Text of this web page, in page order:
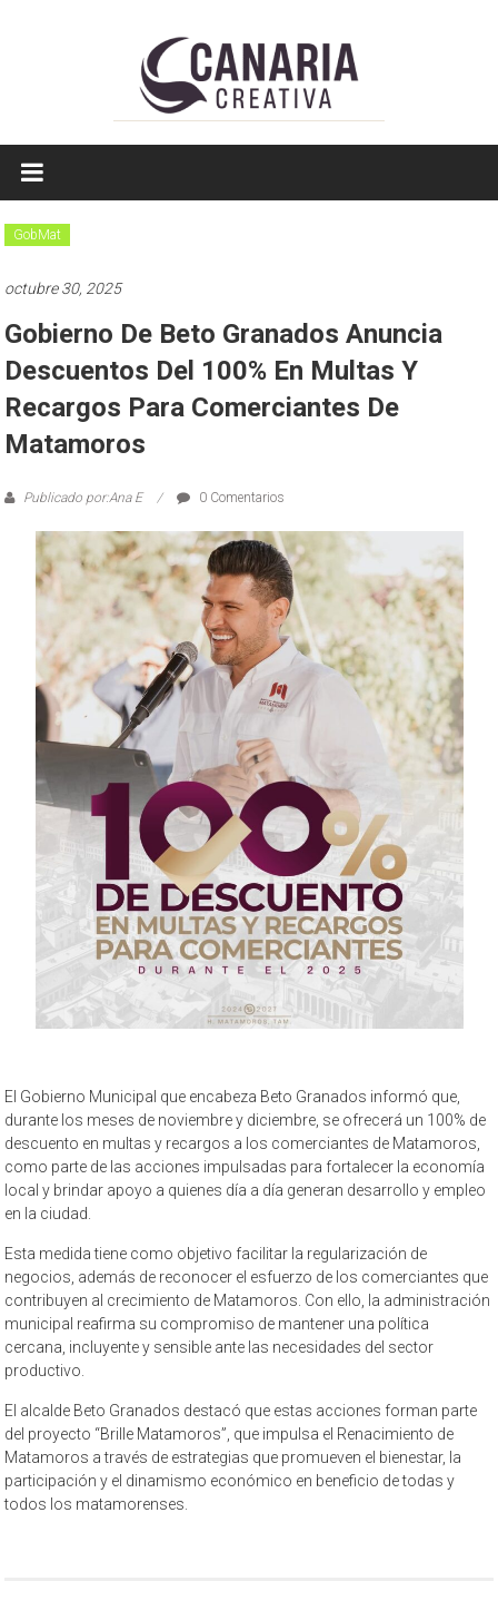
EL
EDITOR
DE
TAMAULIPAS
GobMat
octubre 30, 2025
Gobierno De Beto Granados Anuncia
Descuentos Del 100% En Multas Y
Recargos Para Comerciantes De
Matamoros
Publicado por:Ana E 0 Comentarios
El Gobierno Municipal que encabeza Beto Granados informó que,
durante los meses de noviembre y diciembre, se ofrecerá un 100% de
descuento en multas y recargos a los comerciantes de Matamoros,
como parte de las acciones impulsadas para fortalecer la economía
local y brindar apoyo a quienes día a día generan desarrollo y empleo
en la ciudad.
Esta medida tiene como objetivo facilitar la regularización de
negocios, además de reconocer el esfuerzo de los comerciantes que
contribuyen al crecimiento de Matamoros. Con ello, la administración
municipal reafirma su compromiso de mantener una política
cercana, incluyente y sensible ante las necesidades del sector
productivo.
El alcalde Beto Granados destacó que estas acciones forman parte
del proyecto “Brille Matamoros”, que impulsa el Renacimiento de
Matamoros a través de estrategias que promueven el bienestar, la
participación y el dinamismo económico en beneficio de todas y
todos los matamorenses.